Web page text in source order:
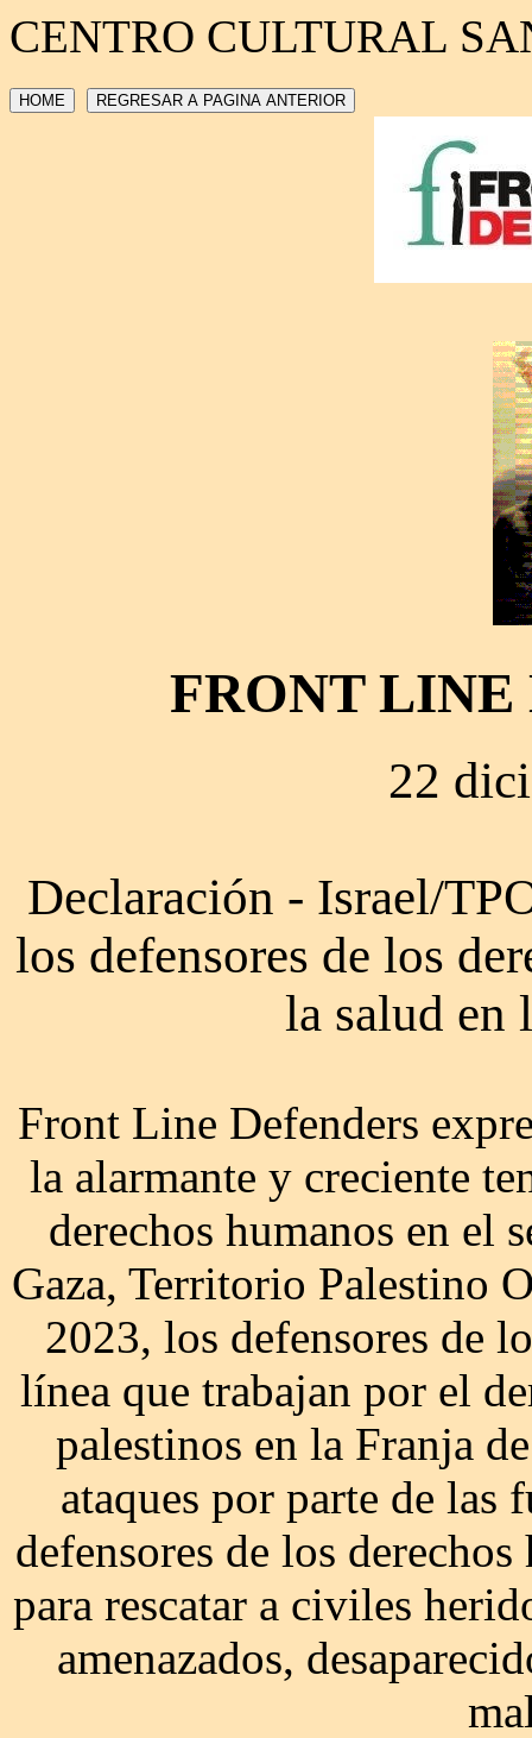
CENTRO CULTURAL
HOME REGRESAR A PAGINA ANTERIOR
FRONT LINE
22
Declaración - Israel/
los defensores de los
la salud en
Front Line Defenders
la alarmante y creciente
derechos humanos en el
Gaza, Territorio Palestino
2023, los defensores de
línea que trabajan por el
palestinos en la Franja
ataques por parte de las
defensores de los
para rescatar a civiles
amenazados,